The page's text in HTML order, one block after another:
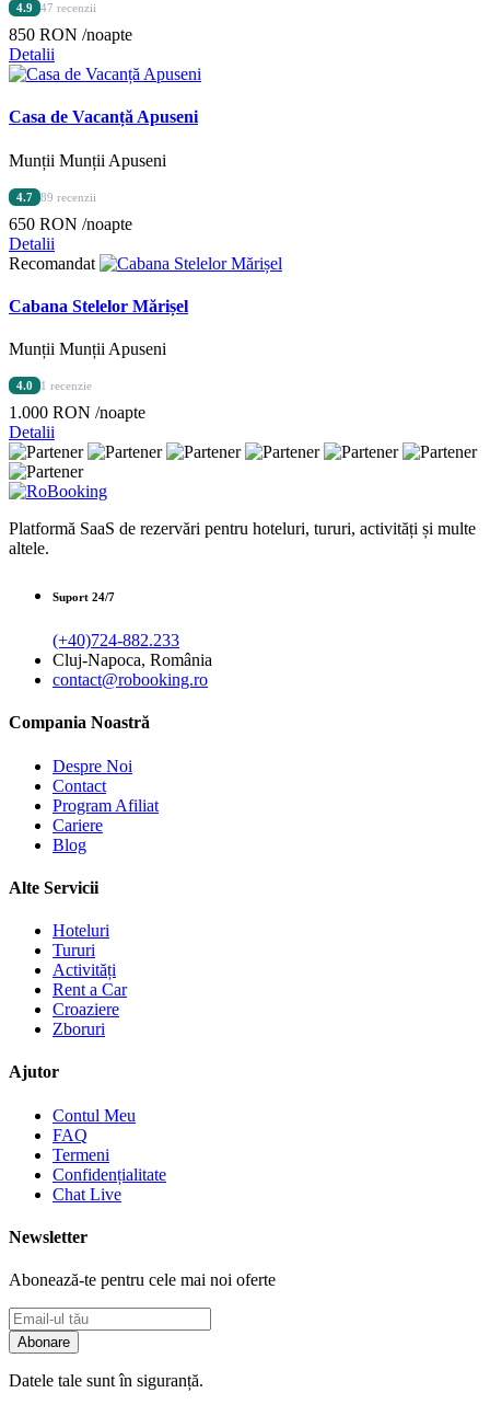
4.9 47 recenzii
850 RON /noapte
Detalii
Casa de Vacanță Apuseni
Munții Munții Apuseni
4.7 89 recenzii
650 RON /noapte
Detalii
Recomandat
Cabana Stelelor Mărișel
Munții Munții Apuseni
4.0 1 recenzie
1.000 RON /noapte
Detalii
Platformă SaaS de rezervări pentru hoteluri, tururi, activități și multe
altele.
Suport 24/7
(+40)724-882.233
Cluj-Napoca, România
contact@robooking.ro
Compania Noastră
Despre Noi
Contact
Program Afiliat
Cariere
Blog
Alte Servicii
Hoteluri
Tururi
Activități
Rent a Car
Croaziere
Zboruri
Ajutor
Contul Meu
FAQ
Termeni
Confidențialitate
Chat Live
Newsletter
Abonează-te pentru cele mai noi oferte
Abonare
Datele tale sunt în siguranță.